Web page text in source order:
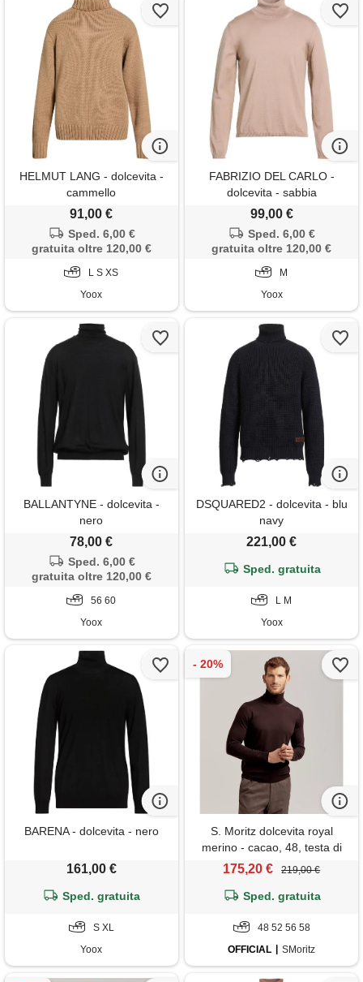
HELMUT LANG - dolcevita -
cammello
91,00 €
Sped. 6,00 €
gratuita oltre 120,00 €
L S XS
Yoox
FABRIZIO DEL CARLO -
dolcevita - sabbia
99,00 €
Sped. 6,00 €
gratuita oltre 120,00 €
M
Yoox
BALLANTYNE - dolcevita -
nero
78,00 €
Sped. 6,00 €
gratuita oltre 120,00 €
56 60
Yoox
DSQUARED2 - dolcevita - blu
navy
221,00 €
Sped. gratuita
L M
Yoox
BARENA - dolcevita - nero
161,00 €
Sped. gratuita
S XL
Yoox
S. Moritz dolcevita royal
merino - cacao, 48, testa di
moro
175,20 € 219,00 €
Sped. gratuita
48 52 56 58
OFFICIAL
SMoritz